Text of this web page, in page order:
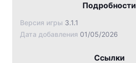
Подробности
Версия игры 3.1.1
Дата добавления 01/05/2026
Ссылки